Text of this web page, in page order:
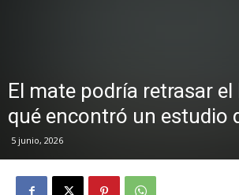
El mate podría retrasar
qué encontró un estudio
5 junio, 2026